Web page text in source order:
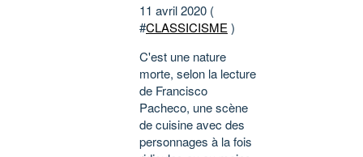
11 avril 2020 (
#CLASSICISME )
C'est une nature
morte, selon la lecture
de Francisco
Pacheco, une scène
de cuisine avec des
personnages à la fois